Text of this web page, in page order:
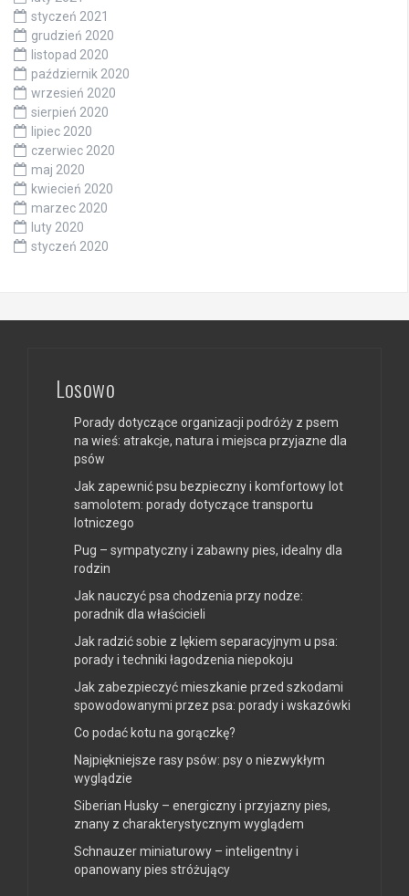
styczeń 2021
grudzień 2020
listopad 2020
październik 2020
wrzesień 2020
sierpień 2020
lipiec 2020
czerwiec 2020
maj 2020
kwiecień 2020
marzec 2020
luty 2020
styczeń 2020
Losowo
Porady dotyczące organizacji podróży z psem
na wieś: atrakcje, natura i miejsca przyjazne dla
psów
Jak zapewnić psu bezpieczny i komfortowy lot
samolotem: porady dotyczące transportu
lotniczego
Pug – sympatyczny i zabawny pies, idealny dla
rodzin
Jak nauczyć psa chodzenia przy nodze:
poradnik dla właścicieli
Jak radzić sobie z lękiem separacyjnym u psa:
porady i techniki łagodzenia niepokoju
Jak zabezpieczyć mieszkanie przed szkodami
spowodowanymi przez psa: porady i wskazówki
Co podać kotu na gorączkę?
Najpiękniejsze rasy psów: psy o niezwykłym
wyglądzie
Siberian Husky – energiczny i przyjazny pies,
znany z charakterystycznym wyglądem
Schnauzer miniaturowy – inteligentny i
opanowany pies stróżujący